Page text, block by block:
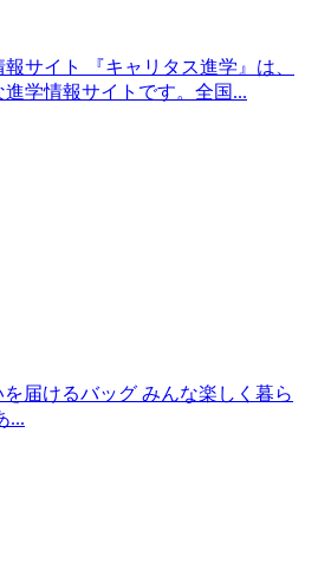
サイト 『キャリタス進学』は、
学情報サイトです。全国...
届けるバッグ みんな楽しく暮ら
...